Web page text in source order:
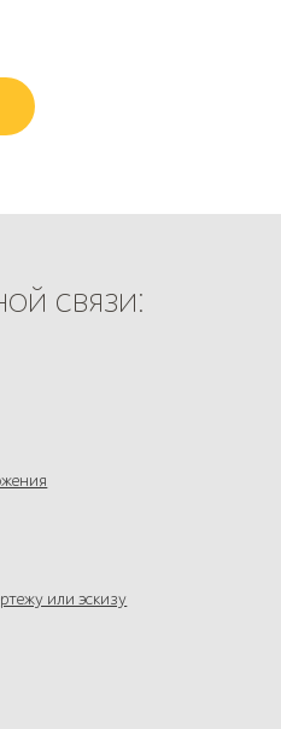
связи:
или эскизу